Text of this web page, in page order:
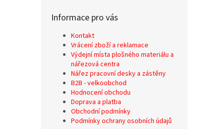
Informace pro vás
Kontakt
Vrácení zboží a reklamace
Výdejní místa plošného materiálu a
nářezová centra
Nářez pracovní desky a zástěny
B2B - velkoobchod
Hodnocení obchodu
Doprava a platba
Obchodní podmínky
Podmínky ochrany osobních údajů